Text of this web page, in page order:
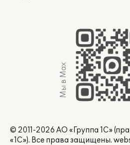
Мы в Max
© 2011-2026 АО «Группа 1С»
«1С»). Все права защищены.